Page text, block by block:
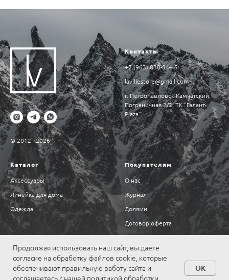
Продолжая использовать наш сайт, вы даете
согласие на обработку файлов cookie, которые
обеспечивают правильную работу сайта и
OK
© 2012 - 2026
Контакты
+7 (963) 830-04-45
lavillestore@gmail.com
г. Петропавловск-Камчатский,
Пограничная 2/2, ТК “Галант-
Plaza”
Каталог
Аксессуары
Линейка для дома
Одежда
Покупателям
О нас
Журнал
Долями
Договор оферта
Политика конфиденциальности